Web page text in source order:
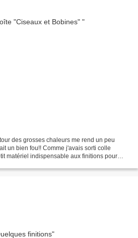
des grosses chaleurs me rend un peu
un bien fou!! Comme j'avais sorti colle
matériel indispensable aux finitions pour